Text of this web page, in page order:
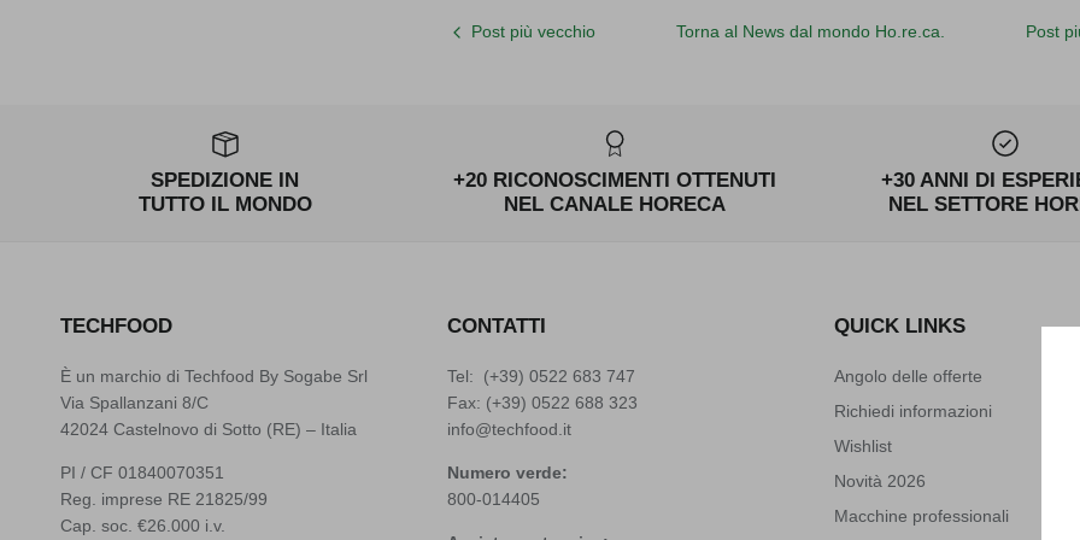
Post più vecchio Torna al News dal mondo Ho.re.ca. Post
SPEDIZIONE IN
TUTTO IL MONDO
+20 RICONOSCIMENTI OTTENUTI
NEL CANALE HORECA
+30 ANNI DI
NEL SETTORE
TECHFOOD
È un marchio di Techfood By Sogabe Srl
Via Spallanzani 8/C
42024 Castelnovo di Sotto (RE) – Italia
PI / CF 01840070351
Reg. imprese RE 21825/99
Cap. soc. €26.000 i.v.
CONTATTI
Tel: (+39) 0522 683 747
Fax: (+39) 0522 688 323
info@techfood.it
Numero verde:
800-014405
QUICK LINKS
Angolo delle offerte
Richiedi informazioni
Wishlist
Novità 2026
Macchine professionali